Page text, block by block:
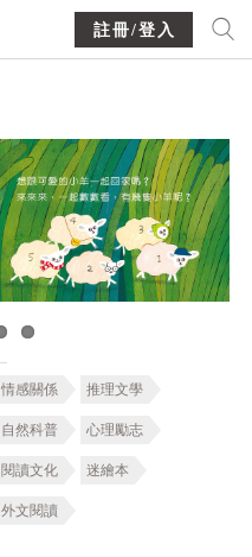
註冊/登入
情感關係 推理文學
自然科普 心理勵志
閱讀文化 迷繪本
外文閱讀